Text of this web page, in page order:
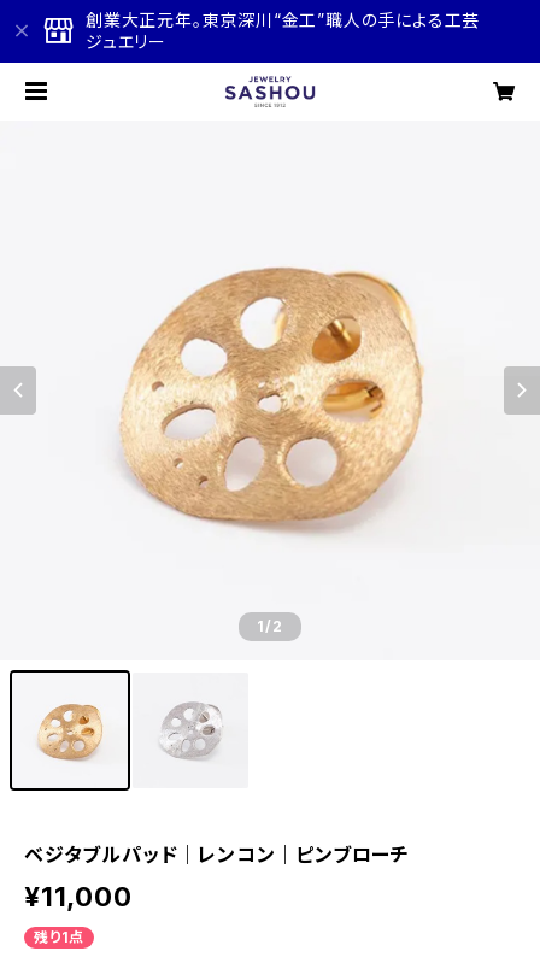
創業大正元年。東京深川“金工”職人の手による工芸
ジュエリー
1/2
ベジタブルパッド｜レンコン｜ピンブローチ
¥11,000
残り1点